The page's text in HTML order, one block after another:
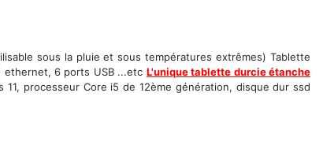
sous la pluie et sous températures extrêmes) Tablette
ethernet, 6 ports USB ...etc L'unique tablette durcie étanche
11, processeur Core i5 de 12ème génération, disque dur ssd